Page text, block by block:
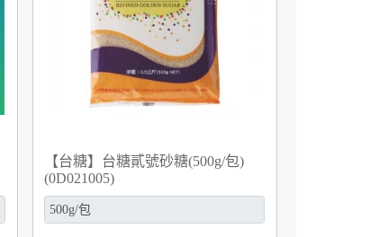
【台糖】台糖貳號砂糖(500g/包)
(0D021005)